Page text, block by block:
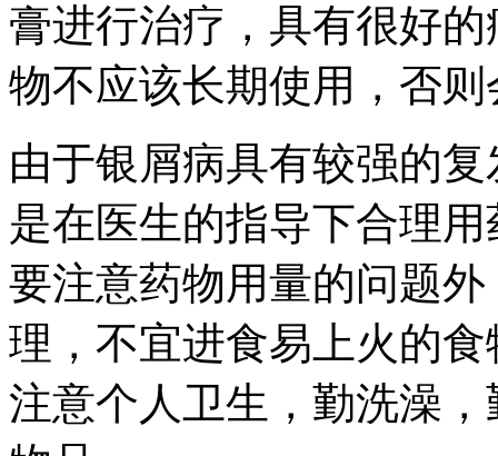
膏进行治疗，具有很好
物不应该长期使用，否
由于银屑病具有较强的
是在医生的指导下合理
要注意药物用量的问题
理，不宜进食易上火的
注意个人卫生，勤洗澡